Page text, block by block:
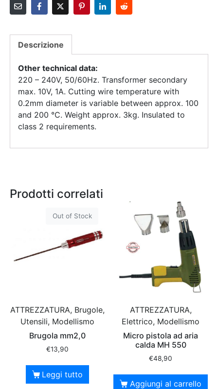
Descrizione
Other technical data:
220 – 240V, 50/60Hz. Transformer secondary
max. 10V, 1A. Cutting wire temperature with
0.2mm diameter is variable between approx. 100
and 200 °C. Weight approx. 3kg. Insulated to
class 2 requirements.
Prodotti correlati
Out of Stock
ATTREZZATURA, Brugole,
Utensili, Modellismo
Brugola mm2,0
€13,90
Leggi tutto
ATTREZZATURA,
Elettrico, Modellismo
Micro pistola ad aria
calda MH 550
€48,90
Aggiungi al carrello